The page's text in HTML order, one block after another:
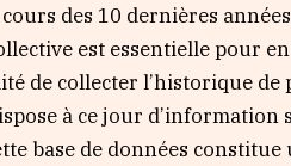
des 10 dernières
est essentielle pour
de collecter l’historique de
à ce jour
base de données